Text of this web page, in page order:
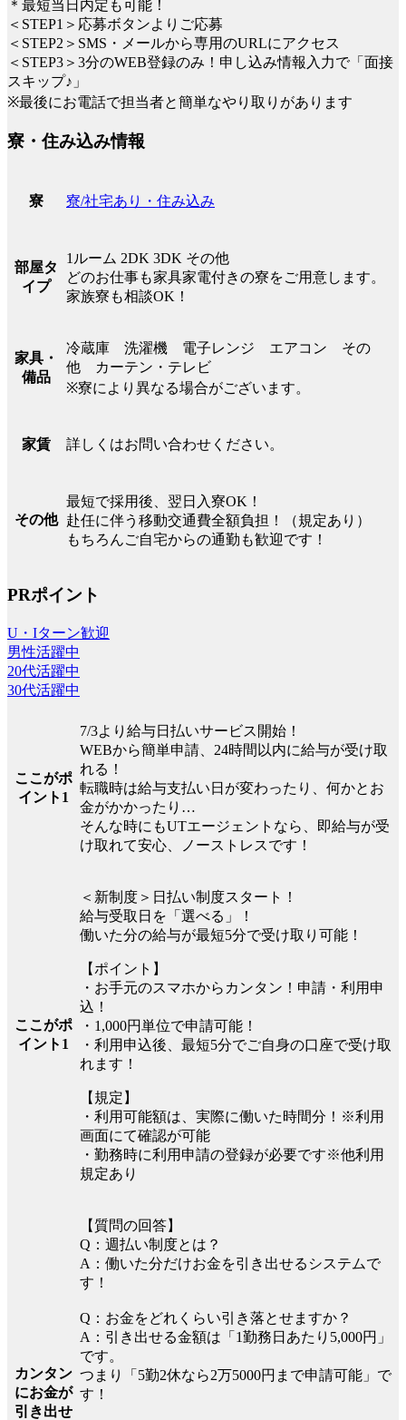
＊最短当日内定も可能！
＜STEP1＞応募ボタンよりご応募
＜STEP2＞SMS・メールから専用のURLにアクセス
＜STEP3＞3分のWEB登録のみ！申し込み情報入力で「面接
スキップ♪」
※最後にお電話で担当者と簡単なやり取りがあります
寮・住み込み情報
寮 寮/社宅あり・住み込み
部屋タ
イプ
1ルーム 2DK 3DK その他
どのお仕事も家具家電付きの寮をご用意します。
家族寮も相談OK！
家具・
備品
冷蔵庫 洗濯機 電子レンジ エアコン その
他 カーテン・テレビ
※寮により異なる場合がございます。
家賃 詳しくはお問い合わせください。
その他
最短で採用後、翌日入寮OK！
赴任に伴う移動交通費全額負担！（規定あり）
もちろんご自宅からの通勤も歓迎です！
PRポイント
U・Iターン歓迎
男性活躍中
20代活躍中
30代活躍中
ここがポ
イント1
7/3より給与日払いサービス開始！
WEBから簡単申請、24時間以内に給与が受け取
れる！
転職時は給与支払い日が変わったり、何かとお
金がかかったり…
そんな時にもUTエージェントなら、即給与が受
け取れて安心、ノーストレスです！
ここがポ
イント1
＜新制度＞日払い制度スタート！
給与受取日を「選べる」！
働いた分の給与が最短5分で受け取り可能！
【ポイント】
・お手元のスマホからカンタン！申請・利用申
込！
・1,000円単位で申請可能！
・利用申込後、最短5分でご自身の口座で受け取
れます！
【規定】
・利用可能額は、実際に働いた時間分！※利用
画面にて確認が可能
・勤務時に利用申請の登録が必要です※他利用
規定あり
カンタン
にお金が
引き出せ
【質問の回答】
Q：週払い制度とは？
A：働いた分だけお金を引き出せるシステムで
す！
Q：お金をどれくらい引き落とせますか？
A：引き出せる金額は「1勤務日あたり5,000円」
です。
つまり「5勤2休なら2万5000円まで申請可能」で
す！